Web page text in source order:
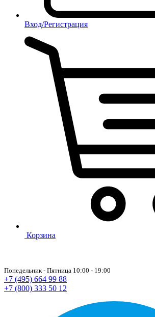
Вход/Регистрация
Корзина
Понедельник - Пятница 10:00 - 19:00
+7 (495) 664 99 88
+7 (800) 333 50 12